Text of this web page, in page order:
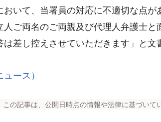
いて、当署員の対応に不適切な点
ご両名のご両親及び代理人弁護士と
差し控えさせていただきます」と文
ース）
この記事は、公開日時点の情報や法律に基づいて